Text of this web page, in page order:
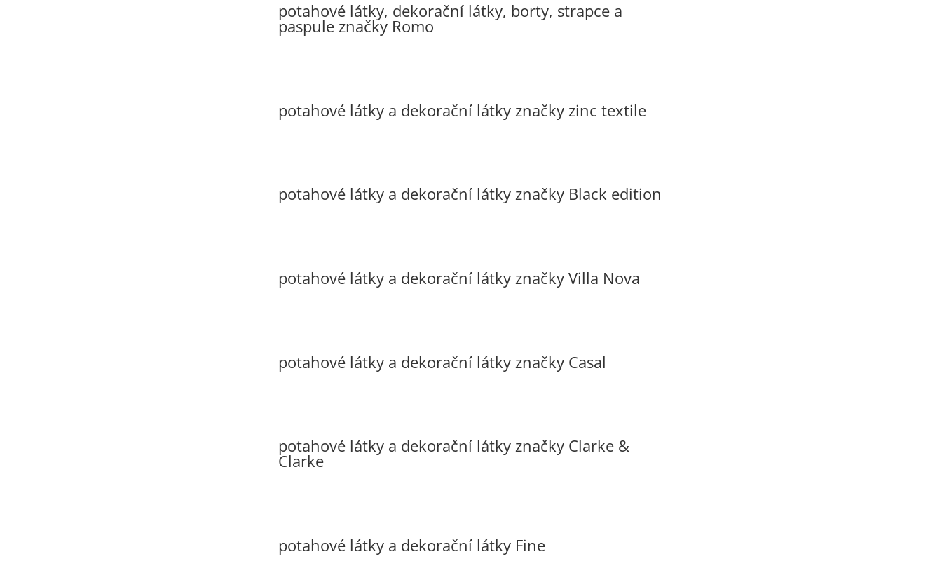
potahové látky, dekorační látky, borty, strapce a
paspule značky Romo
potahové látky a dekorační látky značky zinc textile
potahové látky a dekorační látky značky Black edition
potahové látky a dekorační látky značky Villa Nova
potahové látky a dekorační látky značky Casal
potahové látky a dekorační látky značky Clarke &
Clarke
potahové látky a dekorační látky Fine